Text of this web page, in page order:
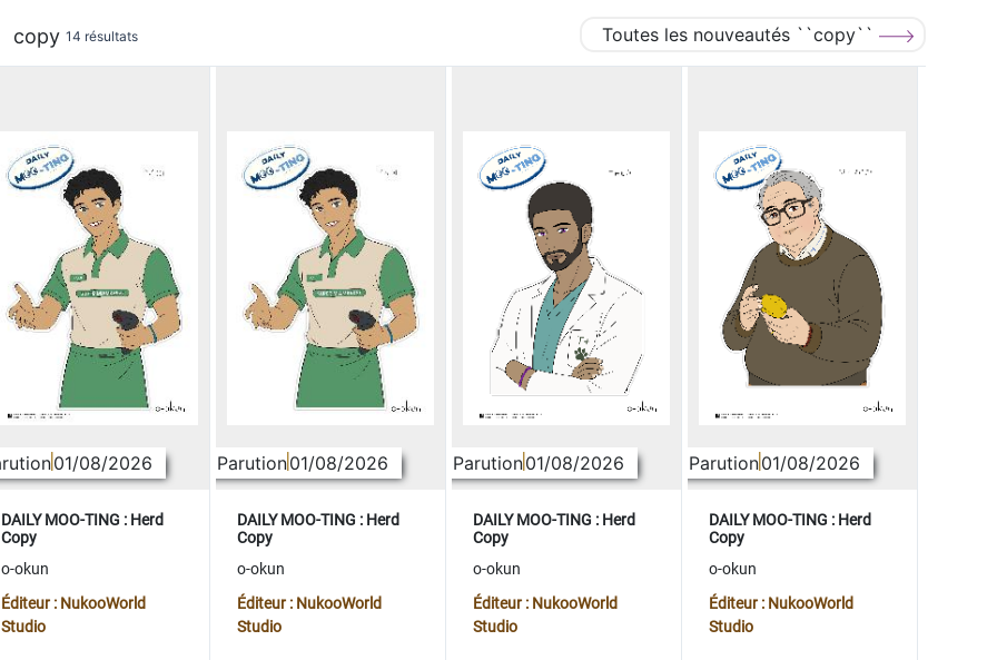
copy 14 résultats Toutes les nouveautés ``copy``
01/08/2026
DAILY MOO-TING : Herd
Copy
o-okun
Éditeur : NukooWorld
Studio
Parution01/08/2026
DAILY MOO-TING : Herd
Copy
o-okun
Éditeur : NukooWorld
Studio
Parution01/08/2026
DAILY MOO-TING : Herd
Copy
o-okun
Éditeur : NukooWorld
Studio
Parution01/08/2026
DAILY MOO-TING : Herd
Copy
o-okun
Éditeur : NukooWorld
Studio